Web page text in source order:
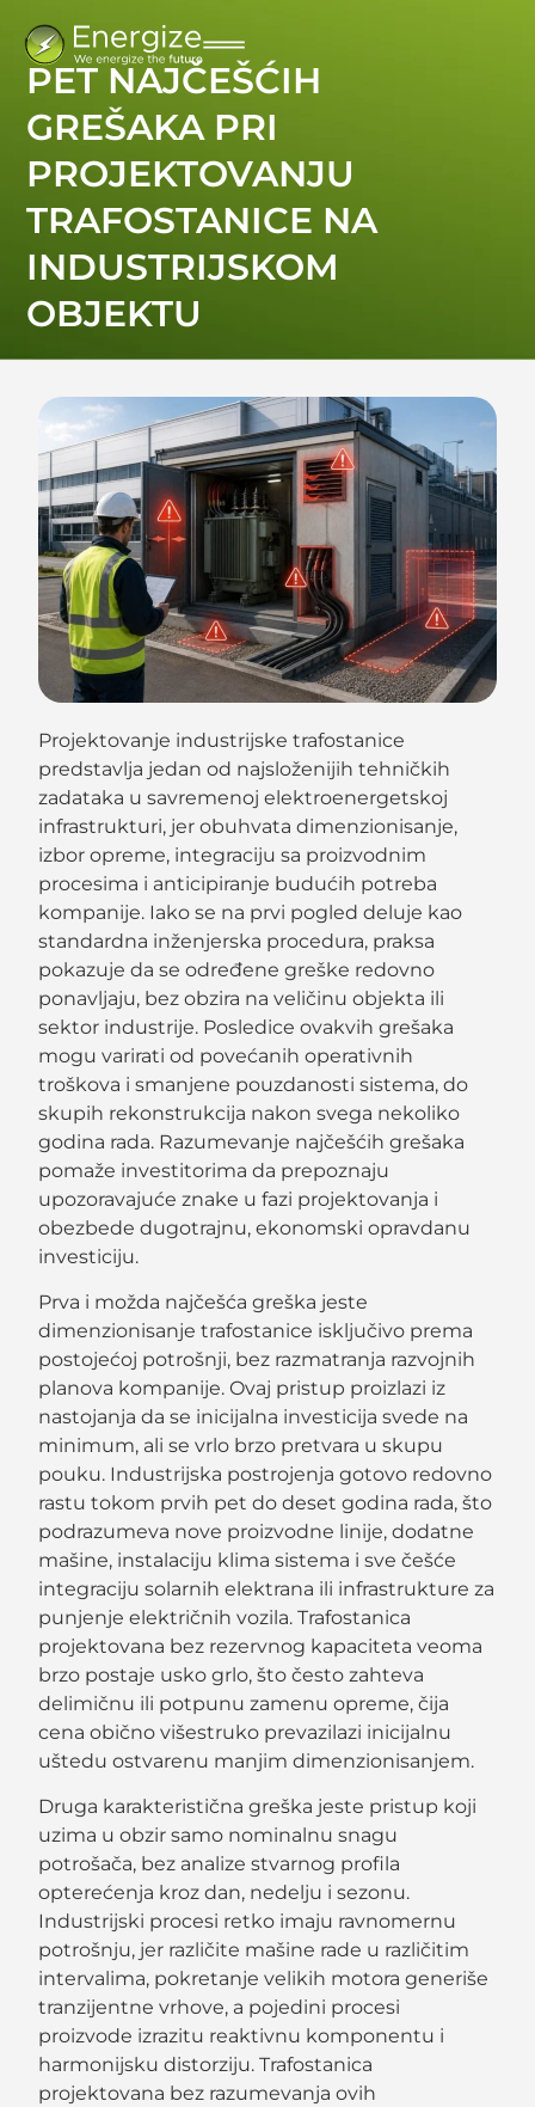
PET NAJČEŠĆIH
GREŠAKA PRI
PROJEKTOVANJU
TRAFOSTANICE NA
INDUSTRIJSKOM
OBJEKTU
Projektovanje industrijske trafostanice
predstavlja jedan od najsloženijih tehničkih
zadataka u savremenoj elektroenergetskoj
infrastrukturi, jer obuhvata dimenzionisanje,
izbor opreme, integraciju sa proizvodnim
procesima i anticipiranje budućih potreba
kompanije. Iako se na prvi pogled deluje kao
standardna inženjerska procedura, praksa
pokazuje da se određene greške redovno
ponavljaju, bez obzira na veličinu objekta ili
sektor industrije. Posledice ovakvih grešaka
mogu varirati od povećanih operativnih
troškova i smanjene pouzdanosti sistema, do
skupih rekonstrukcija nakon svega nekoliko
godina rada. Razumevanje najčešćih grešaka
pomaže investitorima da prepoznaju
upozoravajuće znake u fazi projektovanja i
obezbede dugotrajnu, ekonomski opravdanu
investiciju.
Prva i možda najčešća greška jeste
dimenzionisanje trafostanice isključivo prema
postojećoj potrošnji, bez razmatranja razvojnih
planova kompanije. Ovaj pristup proizlazi iz
nastojanja da se inicijalna investicija svede na
minimum, ali se vrlo brzo pretvara u skupu
pouku. Industrijska postrojenja gotovo redovno
rastu tokom prvih pet do deset godina rada, što
podrazumeva nove proizvodne linije, dodatne
mašine, instalaciju klima sistema i sve češće
integraciju solarnih elektrana ili infrastrukture za
punjenje električnih vozila. Trafostanica
projektovana bez rezervnog kapaciteta veoma
brzo postaje usko grlo, što često zahteva
delimičnu ili potpunu zamenu opreme, čija
cena obično višestruko prevazilazi inicijalnu
uštedu ostvarenu manjim dimenzionisanjem.
Druga karakteristična greška jeste pristup koji
uzima u obzir samo nominalnu snagu
potrošača, bez analize stvarnog profila
opterećenja kroz dan, nedelju i sezonu.
Industrijski procesi retko imaju ravnomernu
potrošnju, jer različite mašine rade u različitim
intervalima, pokretanje velikih motora generiše
tranzijentne vrhove, a pojedini procesi
proizvode izrazitu reaktivnu komponentu i
harmonijsku distorziju. Trafostanica
projektovana bez razumevanja ovih